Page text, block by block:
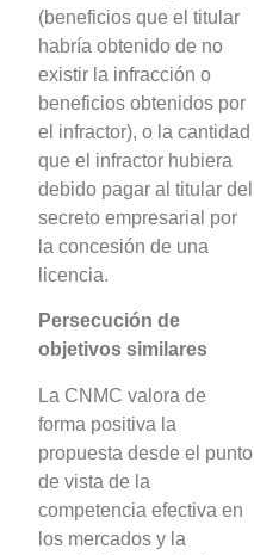
(beneficios que el titular
habría obtenido de no
existir la infracción o
beneficios obtenidos por
el infractor), o la cantidad
que el infractor hubiera
debido pagar al titular del
secreto empresarial por
la concesión de una
licencia.
Persecución de
objetivos similares
La CNMC valora de
forma positiva la
propuesta desde el punto
de vista de la
competencia efectiva en
los mercados y la